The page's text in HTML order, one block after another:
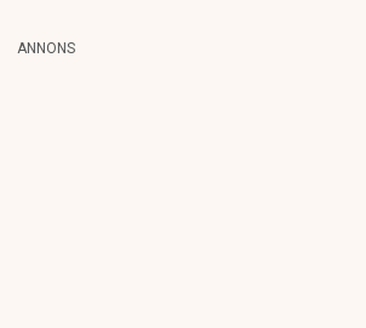
ANNONS